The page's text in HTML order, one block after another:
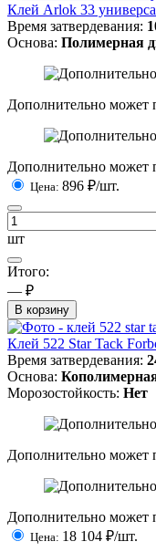
Клей Arlok 33
Время затвердевания:
Основа: Полимерная
Дополнительно может
Дополнительно может
Цена: 896 ₽/шт.
шт
Итого:
— ₽
В корзину
Клей 522 Star Tack
Время затвердевания:
Основа:
Морозостойкость: Нет
Дополнительно может
Дополнительно может
Цена: 18 104 ₽/шт.